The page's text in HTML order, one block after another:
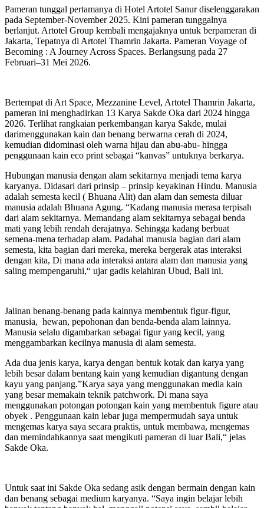
Pameran tunggal pertamanya di Hotel Artotel Sanur diselenggarakan
pada September-November 2025. Kini pameran tunggalnya
berlanjut. Artotel Group kembali mengajaknya untuk berpameran di
Jakarta, Tepatnya di Artotel Thamrin Jakarta. Pameran Voyage of
Becoming : A Journey Across Spaces. Berlangsung pada 27
Februari–31 Mei 2026.
Bertempat di Art Space, Mezzanine Level, Artotel Thamrin Jakarta,
pameran ini menghadirkan 13 Karya Sakde Oka dari 2024 hingga
2026. Terlihat rangkaian perkembangan karya Sakde, mulai
darimenggunakan kain dan benang berwarna cerah di 2024,
kemudian didominasi oleh warna hijau dan abu-abu- hingga
penggunaan kain eco print sebagai “kanvas” untuknya berkarya.
Hubungan manusia dengan alam sekitarnya menjadi tema karya
karyanya. Didasari dari prinsip – prinsip keyakinan Hindu. Manusia
adalah semesta kecil ( Bhuana Alit) dan alam dan semesta diluar
manusia adalah Bhuana Agung. “Kadang manusia merasa terpisah
dari alam sekitarnya. Memandang alam sekitarnya sebagai benda
mati yang lebih rendah derajatnya. Sehingga kadang berbuat
semena-mena terhadap alam. Padahal manusia bagian dari alam
semesta, kita bagian dari mereka, mereka bergerak atas interaksi
dengan kita, Di mana ada interaksi antara alam dan manusia yang
saling mempengaruhi,“ ujar gadis kelahiran Ubud, Bali ini.
Jalinan benang-benang pada kainnya membentuk figur-figur,
manusia, hewan, pepohonan dan benda-benda alam lainnya.
Manusia selalu digambarkan sebagai figur yang kecil, yang
menggambarkan kecilnya manusia di alam semesta.
Ada dua jenis karya, karya dengan bentuk kotak dan karya yang
lebih besar dalam bentang kain yang kemudian digantung dengan
kayu yang panjang.”Karya saya yang menggunakan media kain
yang besar memakain teknik patchwork. Di mana saya
menggunakan potongan potongan kain yang membentuk figure atau
obyek . Penggunaan kain lebar juga mempermudah saya untuk
mengemas karya saya secara praktis, untuk membawa, mengemas
dan memindahkannya saat mengikuti pameran di luar Bali,“ jelas
Sakde Oka.
Untuk saat ini Sakde Oka sedang asik dengan bermain dengan kain
dan benang sebagai medium karyanya. “Saya ingin belajar lebih